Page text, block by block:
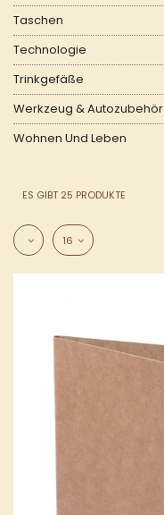
Taschen
Technologie
Trinkgefäße
Werkzeug & Autozubehör
Wohnen Und Leben
ES GIBT 25 PRODUKTE
16